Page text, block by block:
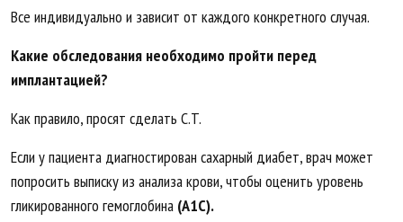
Все индивидуально и зависит от каждого конкретного случая.
Какие обследования необходимо пройти перед
имплантацией?
Как правило, просят сделать C.T.
Если у пациента диагностирован сахарный диабет, врач может
попросить выписку из анализа крови, чтобы оценить уровень
гликированного гемоглобина (A1C).